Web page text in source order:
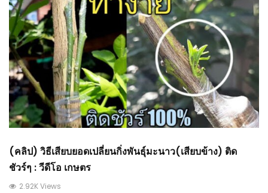
(คลิป) วิธีเสียบยอดเปลี่ยนกิ่งพันธุ์มะนาว(เสียบข้าง) ติด
ชัวร์ๆ : วีดีโอ เกษตร
2.92K Views